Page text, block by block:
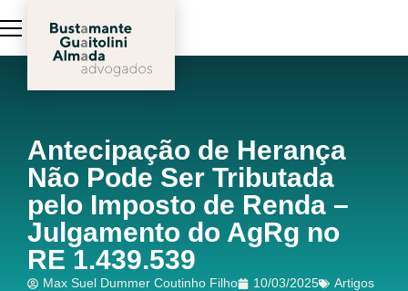
Antecipação de Herança
Não Pode Ser Tributada
pelo Imposto de Renda –
Julgamento do AgRg no
RE 1.439.539
Max Suel Dummer Coutinho Filho 10/03/2025 Artigos